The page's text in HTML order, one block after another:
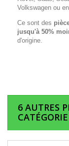
Volkswagen ou
Ce sont des
jusqu'à 50%
d'origine.
6 AUTRES